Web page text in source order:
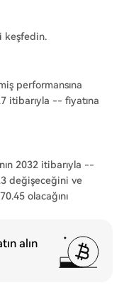
keşfedin.
performansına
itibarıyla -- fiyatına
2032 itibarıyla --
değişeceğini ve
olacağını
alın